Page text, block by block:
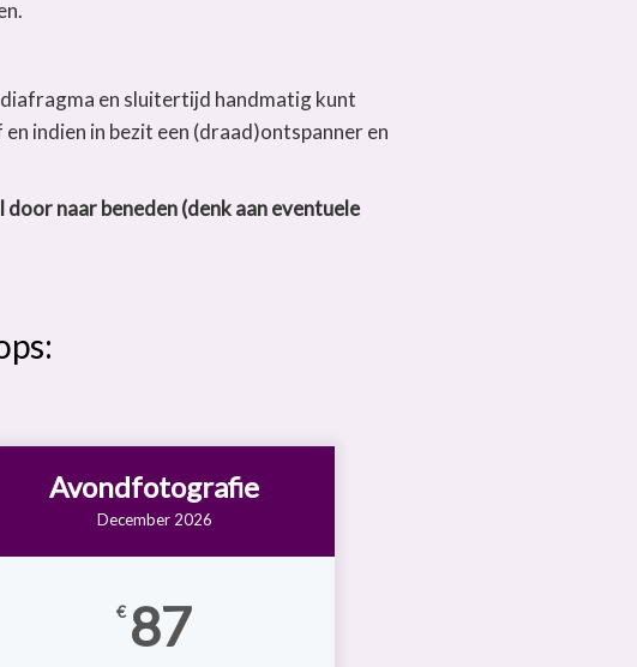
en sluitertijd handmatig kunt
indien in bezit een (draad)ontspanner en
naar beneden (denk aan eventuele
Avondfotografie
December 2026
€ 87